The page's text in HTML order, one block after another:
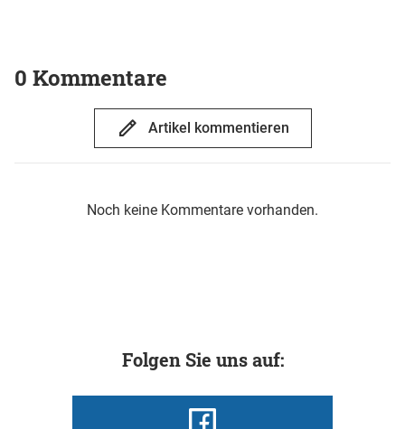
0 Kommentare
Artikel kommentieren
Noch keine Kommentare vorhanden.
Folgen Sie uns auf: